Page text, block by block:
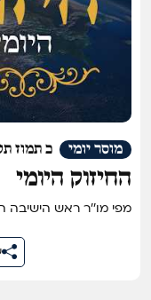
כ תמוז מוסר יומי
החיזוק היומי
מפי מו''ר ראש הישיבה הרב בניהו שמואלי שליט''א